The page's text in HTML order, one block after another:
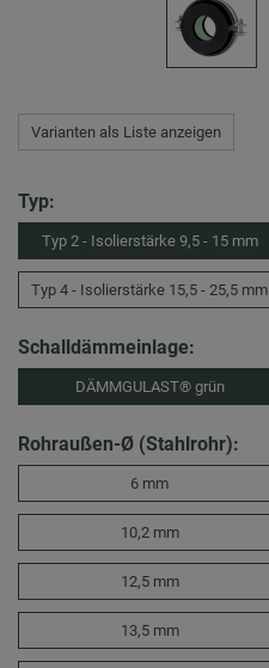
Varianten als Liste anzeigen
Typ:
Typ 2 - Isolierstärke 9,5 - 15 mm
Typ 4 - Isolierstärke 15,5 - 25,5 mm
Schalldämmeinlage:
DÄMMGULAST® grün
Rohraußen-Ø (Stahlrohr):
6 mm
10,2 mm
12,5 mm
13,5 mm